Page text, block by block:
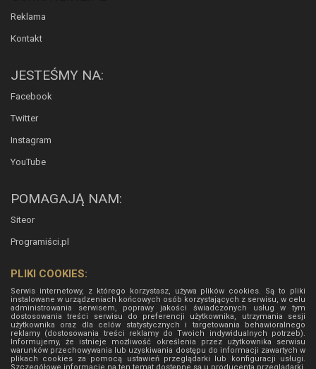
Reklama
Kontakt
JESTEŚMY NA:
Facebook
Twitter
Instagram
YouTube
POMAGAJĄ NAM:
Siteor
Programiści.pl
PLIKI COOKIES:
Serwis internetowy, z którego korzystasz, używa plików cookies. Są to pliki
instalowane w urządzeniach końcowych osób korzystających z serwisu, w celu
administrowania serwisem, poprawy jakości świadczonych usług w tym
dostosowania treści serwisu do preferencji użytkownika, utrzymania sesji
użytkownika oraz dla celów statystycznych i targetowania behawioralnego
reklamy (dostosowania treści reklamy do Twoich indywidualnych potrzeb).
Informujemy, że istnieje możliwość określenia przez użytkownika serwisu
warunków przechowywania lub uzyskiwania dostępu do informacji zawartych w
plikach cookies za pomocą ustawień przeglądarki lub konfiguracji usługi.
Szczegółowe informacje na ten temat dostępne są u producenta przeglądarki.